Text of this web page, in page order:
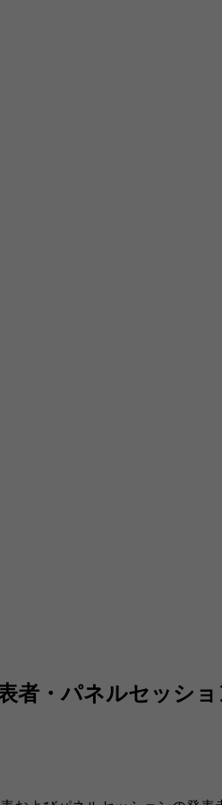
者・パネルセッシ